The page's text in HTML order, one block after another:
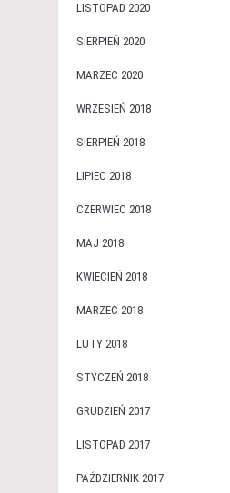
LISTOPAD 2020
SIERPIEŃ 2020
MARZEC 2020
WRZESIEŃ 2018
SIERPIEŃ 2018
LIPIEC 2018
CZERWIEC 2018
MAJ 2018
KWIECIEŃ 2018
MARZEC 2018
LUTY 2018
STYCZEŃ 2018
GRUDZIEŃ 2017
LISTOPAD 2017
PAŹDZIERNIK 2017